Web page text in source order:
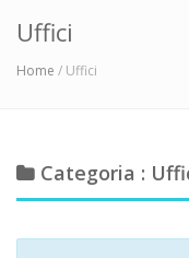
Uffici
Home / Uffici
Categoria :